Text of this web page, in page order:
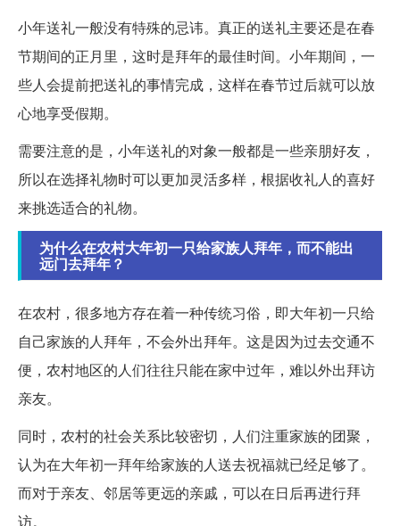
小年送礼一般没有特殊的忌讳。真正的送礼主要还是在春
节期间的正月里，这时是拜年的最佳时间。小年期间，一
些人会提前把送礼的事情完成，这样在春节过后就可以放
心地享受假期。
需要注意的是，小年送礼的对象一般都是一些亲朋好友，
所以在选择礼物时可以更加灵活多样，根据收礼人的喜好
来挑选适合的礼物。
为什么在农村大年初一只给家族人拜年，而不能出
远门去拜年？
在农村，很多地方存在着一种传统习俗，即大年初一只给
自己家族的人拜年，不会外出拜年。这是因为过去交通不
便，农村地区的人们往往只能在家中过年，难以外出拜访
亲友。
同时，农村的社会关系比较密切，人们注重家族的团聚，
认为在大年初一拜年给家族的人送去祝福就已经足够了。
而对于亲友、邻居等更远的亲戚，可以在日后再进行拜
访。